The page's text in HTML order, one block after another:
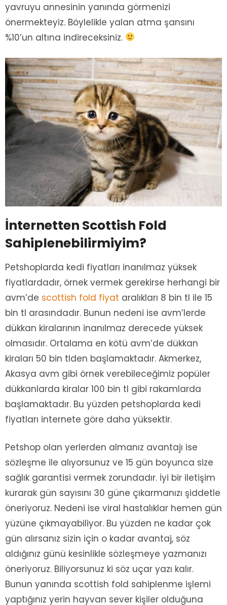
yavruyu annesinin yanında görmenizi
önermekteyiz. Böylelikle yalan atma şansını
%10’un altına indireceksiniz.
İnternetten Scottish Fold
Sahiplenebilirmiyim?
Petshoplarda kedi fiyatları inanılmaz yüksek
fiyatlardadır, örnek vermek gerekirse herhangi bir
avm’de scottish fold fiyat aralıkları 8 bin tl ile 15
bin tl arasındadır. Bunun nedeni ise avm’lerde
dükkan kiralarının inanılmaz derecede yüksek
olmasıdır. Ortalama en kötü avm’de dükkan
kiraları 50 bin tlden başlamaktadır. Akmerkez,
Akasya avm gibi örnek verebileceğimiz popüler
dükkanlarda kiralar 100 bin tl gibi rakamlarda
başlamaktadır. Bu yüzden petshoplarda kedi
fiyatları internete göre daha yüksektir.
Petshop olan yerlerden almanız avantajı ise
sözleşme ile alıyorsunuz ve 15 gün boyunca size
sağlık garantisi vermek zorundadır. İyi bir iletişim
kurarak gün sayısını 30 güne çıkarmanızı şiddetle
öneriyoruz. Nedeni ise viral hastalıklar hemen gün
yüzüne çıkmayabiliyor. Bu yüzden ne kadar çok
gün alırsanız sizin için o kadar avantaj, söz
aldığınız günü kesinlikle sözleşmeye yazmanızı
öneriyoruz. Biliyorsunuz ki söz uçar yazı kalır.
Bunun yanında scottish fold sahiplenme işlemi
yaptığınız yerin hayvan sever kişiler olduğuna